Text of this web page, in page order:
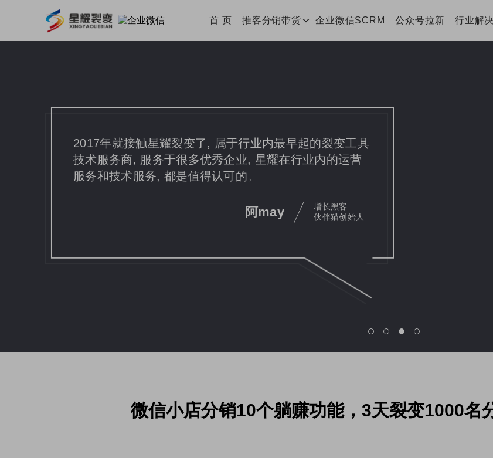
首 页 推客分销带货 企业微信SCRM 公众号拉新 行业解
2017年就接触星耀裂变了, 属于行业内最早起的裂变工具
技术服务商, 服务于很多优秀企业, 星耀在行业内的运营
服务和技术服务, 都是值得认可的。
阿may
增长黑客
伙伴猫创始人
微信小店分销10个躺赚功能，3天裂变1000名